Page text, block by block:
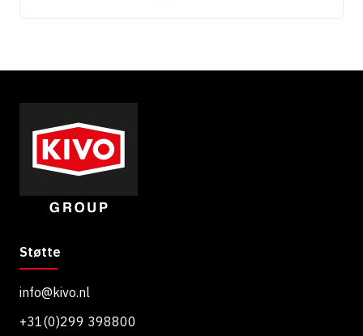
Støtte
info@kivo.nl
+31(0)299 398800